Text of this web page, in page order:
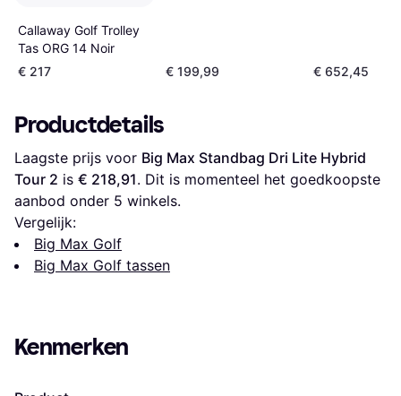
Callaway Golf Trolley
Tas ORG 14 Noir
€ 217
€ 199,99 € 652,45
Productdetails
Laagste prijs voor Big Max Standbag Dri Lite Hybrid
Tour 2 is € 218,91. Dit is momenteel het goedkoopste
aanbod onder 5 winkels.
Vergelijk:
Big Max Golf
Big Max Golf tassen
Kenmerken